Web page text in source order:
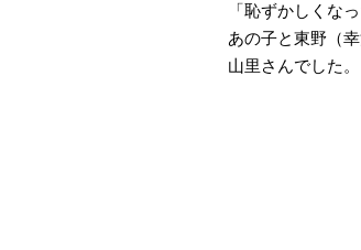
「恥ずかしくな
あの子と東野（
山里さんでした。